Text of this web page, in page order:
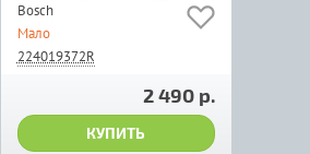
Bosch
Мало
224019372R
2 490 р.
КУПИТЬ